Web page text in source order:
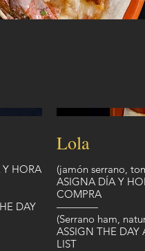
HORA
DAY
Lola
(jamón serrano,
ASIGNA DÍA Y
COMPRA
————
(Serrano ham,
ASSIGN THE
LIST